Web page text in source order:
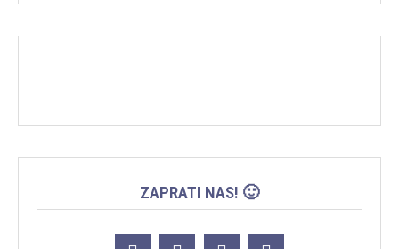
ZAPRATI NAS! 🙂